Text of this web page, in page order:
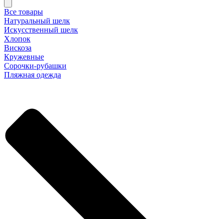
Все товары
Натуральный шелк
Искусственный шелк
Хлопок
Вискоза
Кружевные
Сорочки-рубашки
Пляжная одежда